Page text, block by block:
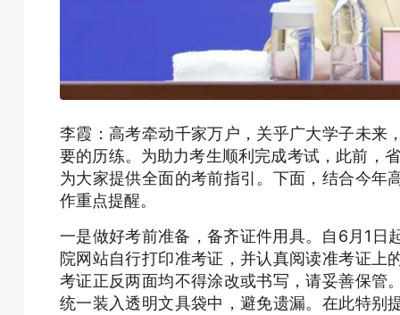
李霞：高考牵动千家万户，关乎广大学子未来
要的历练。为助力考生顺利完成考试，此前，
为大家提供全面的考前指引。下面，结合今年
作重点提醒。
一是做好考前准备，备齐证件用具。自6月1日
院网站自行打印准考证，并认真阅读准考证上
考证正反两面均不得涂改或书写，请妥善保管
统一装入透明文具袋中，避免遗漏。在此特别